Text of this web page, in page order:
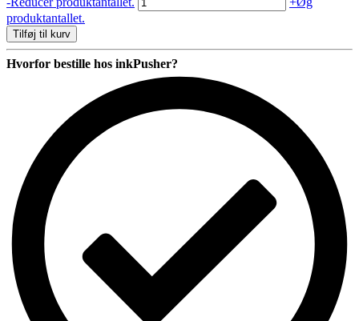
TZe
CMYK
komp.
antal
produktantallet.
Tilføj til kurv
Hvorfor bestille hos inkPusher?